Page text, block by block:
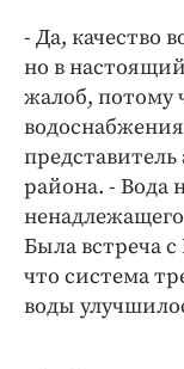
- Да, качество
но в
жалоб, потому
водоснабжения
района. - Вода
Была встреча
что система
воды